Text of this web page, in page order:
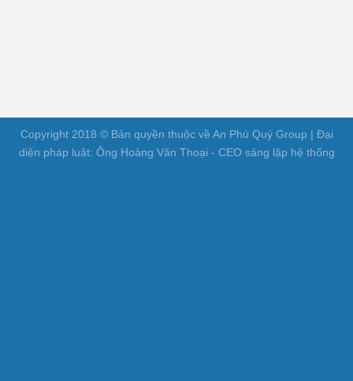
Copyright 2018 © Bản quyền thuộc về An Phú Quý Group | Đại
diện pháp luật: Ông Hoàng Văn Thoại - CEO sáng lập hệ thống